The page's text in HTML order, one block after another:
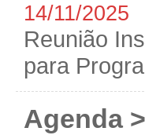
14/11/2025
Reunião
para
Agenda